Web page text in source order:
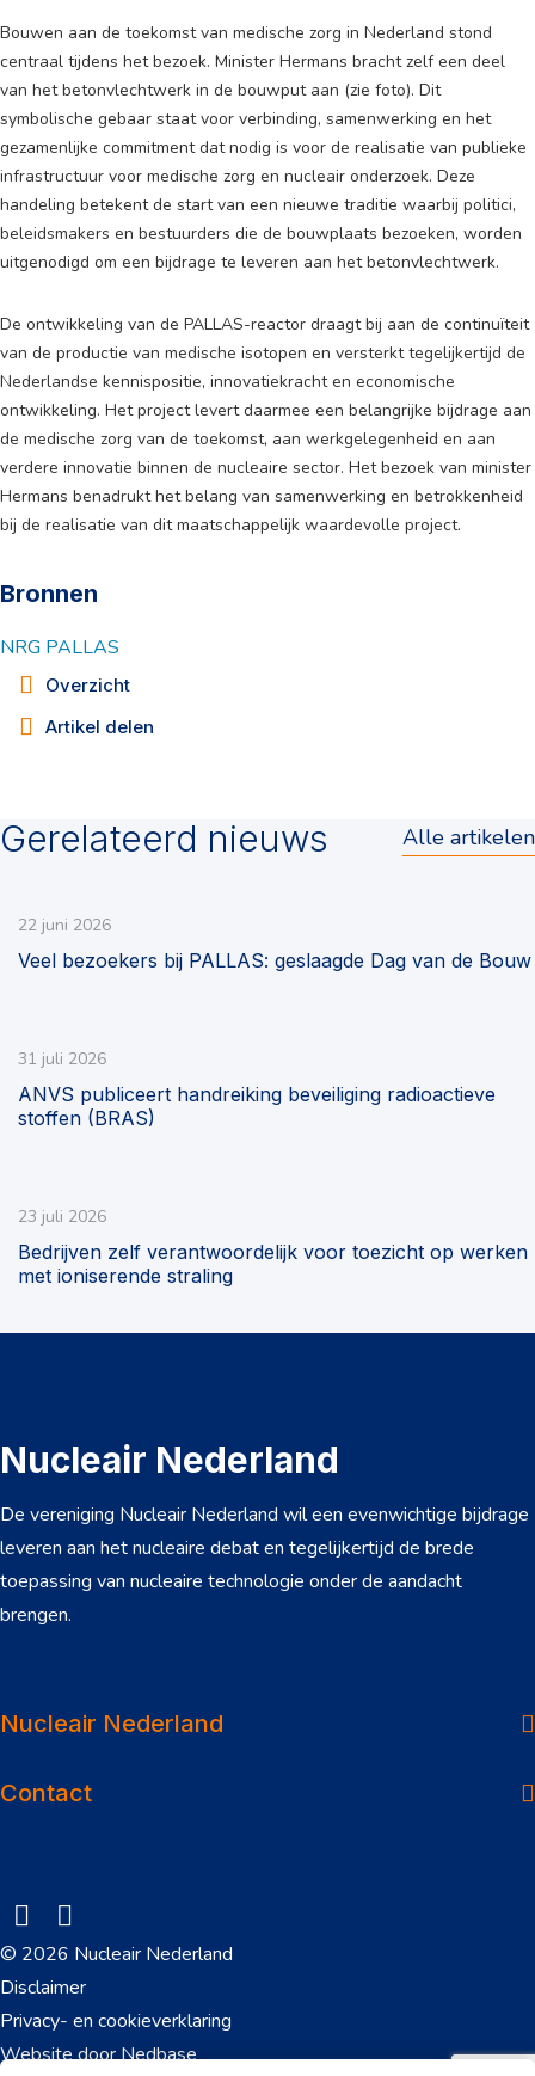
Bouwen aan de toekomst van medische zorg in Nederland stond
centraal tijdens het bezoek. Minister Hermans bracht zelf een deel
van het betonvlechtwerk in de bouwput aan (zie foto). Dit
symbolische gebaar staat voor verbinding, samenwerking en het
gezamenlijke commitment dat nodig is voor de realisatie van publieke
infrastructuur voor medische zorg en nucleair onderzoek. Deze
handeling betekent de start van een nieuwe traditie waarbij politici,
beleidsmakers en bestuurders die de bouwplaats bezoeken, worden
uitgenodigd om een bijdrage te leveren aan het betonvlechtwerk.
De ontwikkeling van de PALLAS-reactor draagt bij aan de continuïteit
van de productie van medische isotopen en versterkt tegelijkertijd de
Nederlandse kennispositie, innovatiekracht en economische
ontwikkeling. Het project levert daarmee een belangrijke bijdrage aan
de medische zorg van de toekomst, aan werkgelegenheid en aan
verdere innovatie binnen de nucleaire sector. Het bezoek van minister
Hermans benadrukt het belang van samenwerking en betrokkenheid
bij de realisatie van dit maatschappelijk waardevolle project.
Bronnen
NRG PALLAS
Overzicht
Artikel delen
Gerelateerd nieuws Alle artikelen
Veel bezoekers bij PALLAS: geslaagde Dag van de Bouw
22 juni 2026
ANVS publiceert handreiking beveiliging radioactieve
stoffen (BRAS)
31 juli 2026
Bedrijven zelf verantwoordelijk voor toezicht op werken
met ioniserende straling
23 juli 2026
Nucleair Nederland
De vereniging Nucleair Nederland wil een evenwichtige bijdrage
leveren aan het nucleaire debat en tegelijkertijd de brede
toepassing van nucleaire technologie onder de aandacht
brengen.
Nucleair Nederland
Contact
© 2026 Nucleair Nederland
Disclaimer
Privacy- en cookieverklaring
Website doorNedbase